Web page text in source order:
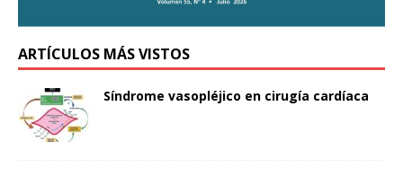
ARTÍCULOS MÁS VISTOS
Síndrome vasopléjico en cirugía cardíaca